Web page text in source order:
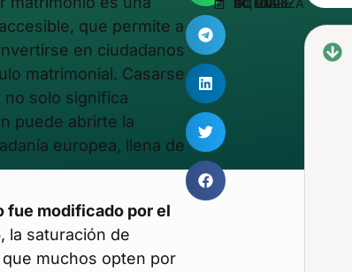
que permite a
en ciudadanos
matrimonial. Casarse
no solo significa
puede abrirte la
europea, llena de
fue modificado por el
, la saturación de
muchos opten por
ACTUALIZADO EN OCTUBRE 30, 2025